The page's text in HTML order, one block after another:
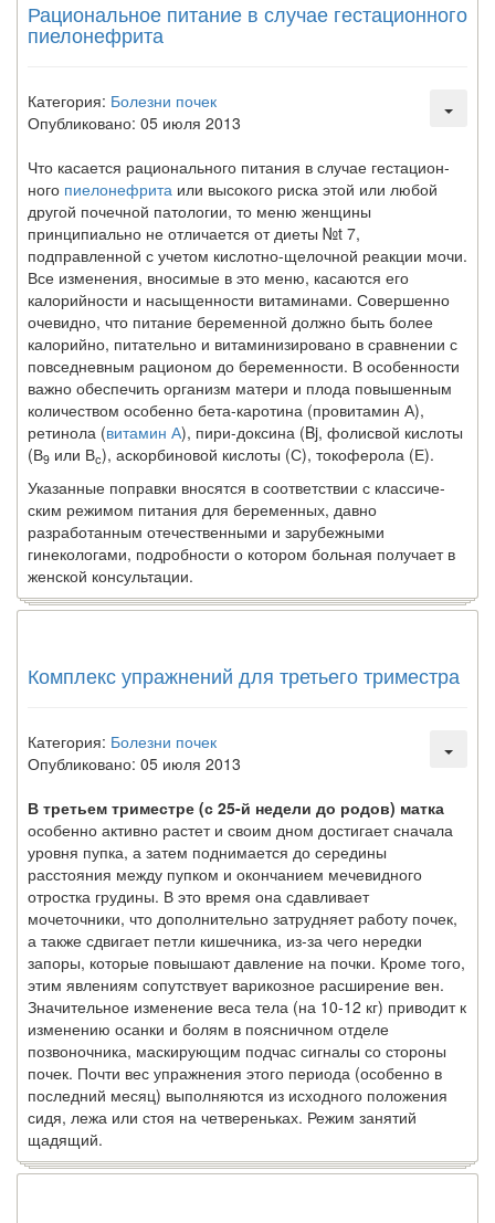
Рациональное питание в случае гестацион­ного
пиелонефрита
Категория: Болезни почек
Опубликовано: 05 июля 2013
Что касается рационального питания в случае гестацион­
ного пиелонефрита или высокого риска этой или любой
дру­гой почечной патологии, то меню женщины
принципиально не отличается от диеты №t 7,
подправленной с учетом кислотно-щелочной реакции мочи.
Все изменения, вноси­мые в это меню, касаются его
калорийности и насыщенно­сти витаминами. Совершенно
очевидно, что питание бере­менной должно быть более
калорийно, питательно и вита­минизировано в сравнении с
повседневным рационом до бе­ременности. В особенности
важно обеспечить организм ма­тери и плода повышенным
количеством особенно бета-каротина (провитамин А),
ретинола (витамин А), пири-доксина (Bj, фолисвой кислоты
(В9 или Вс), аскорбиновой кислоты (С), токоферола (Е).
Указанные поправки вносятся в соответствии с классиче­
ским режимом питания для беременных, давно
разработан­ным отечественными и зарубежными
гинекологами, подроб­ности о котором больная получает в
женской консультации.
Комплекс упражнений для третьего триместра
Категория: Болезни почек
Опубликовано: 05 июля 2013
В третьем триместре (с 25-й недели до родов) матка
осо­бенно активно растет и своим дном достигает сначала
уров­ня пупка, а затем поднимается до середины
расстояния меж­ду пупком и окончанием мечевидного
отростка грудины. В это время она сдавливает
мочеточники, что дополнитель­но затрудняет работу почек,
а также сдвигает петли кишеч­ника, из-за чего нередки
запоры, которые повышают давле­ние на почки. Кроме того,
этим явлениям сопутствует вари­козное расширение вен.
Значительное изменение веса тела (на 10-12 кг) приводит к
изменению осанки и болям в пояс­ничном отделе
позвоночника, маскирующим подчас сигна­лы со стороны
почек. Почти вес упражнения этого периода (особенно в
последний месяц) выполняются из исходного положения
сидя, лежа или стоя на четвереньках. Режим за­нятий
щадящий.